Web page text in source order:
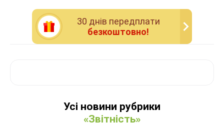
30 днiв передплати
безкоштовно!
Усі новини рубрики
«Звітність»